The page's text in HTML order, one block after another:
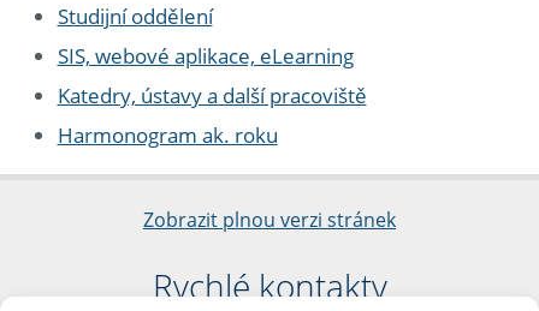
Studijní oddělení
SIS, webové aplikace, eLearning
Katedry, ústavy a další pracoviště
Harmonogram ak. roku
Zobrazit plnou verzi stránek
Rychlé kontakty